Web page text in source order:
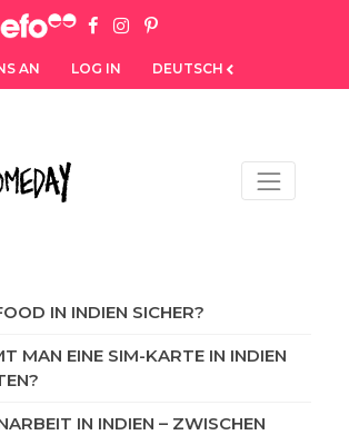
1,234 ratings
AN LOG IN DEUTSCH
IN INDIEN SICHER?
MAN EINE SIM-KARTE IN INDIEN
IN INDIEN – ZWISCHEN